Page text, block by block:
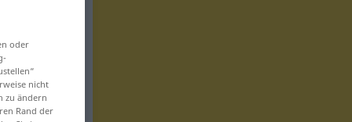
oder
nicht
zu ändern
Rand der